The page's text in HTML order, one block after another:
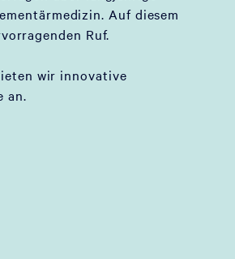
Auf diesem
Ruf.
wir innovative
an.